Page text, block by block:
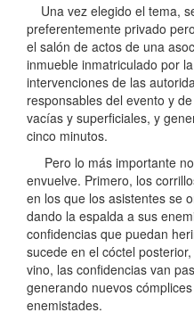
Una vez elegido el tema,
preferentemente privado
el salón de actos de una
inmueble inmatriculado por
intervenciones de las
responsables del evento y
vacías y superficiales, y
cinco minutos.
Pero lo más importante
envuelve. Primero, los
en los que los asistentes se
dando la espalda a sus
confidencias que puedan
sucede en el cóctel
vino, las confidencias van
generando nuevos
enemistades.